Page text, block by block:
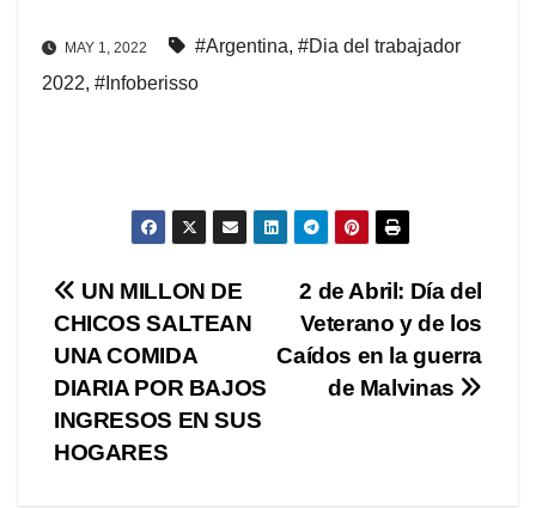
MAY 1, 2022 #Argentina, #Dia del trabajador
2022, #Infoberisso
Navegación
de
entradas
2 de Abril: Día del
Veterano y de los
Caídos en la guerra
de Malvinas
UN MILLON DE
CHICOS SALTEAN
UNA COMIDA
DIARIA POR BAJOS
INGRESOS EN SUS
HOGARES